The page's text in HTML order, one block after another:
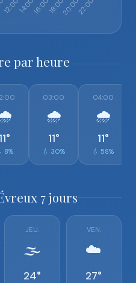
par heure
11°
8%
03:00
🌧️
11°
💧 30%
04:00
🌧️
11°
💧 58%
7 jours
JEU.
🌫️
24°
VEN.
☁️
27°